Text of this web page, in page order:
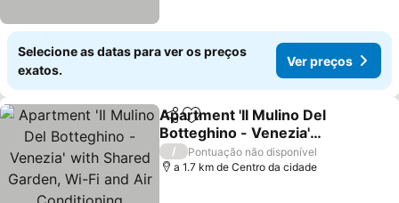
Selecione as datas para ver os preços
exatos.
Ver preços
PartilharAdicionar aos favoritos
Apartment 'Il Mulino Del
Botteghino - Venezia'
with Shared Garden, Wi-
Fi and Air Conditioning
/
Pontuação não disponível
a 1.7 km de Centro da cidade